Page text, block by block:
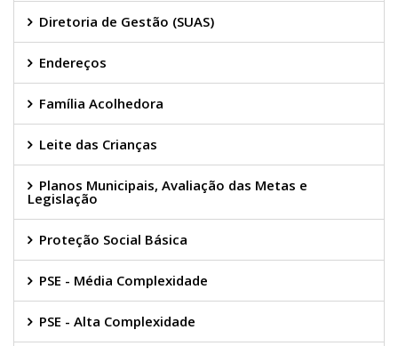
Diretoria de Gestão (SUAS)
Endereços
Família Acolhedora
Leite das Crianças
Planos Municipais, Avaliação das Metas e
Legislação
Proteção Social Básica
PSE - Média Complexidade
PSE - Alta Complexidade